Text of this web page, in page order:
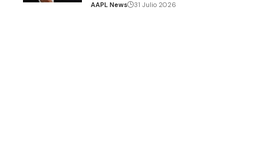
AAPL News 31 Julio 2026